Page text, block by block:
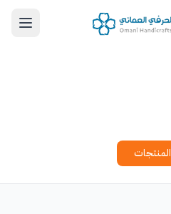
المنتجات